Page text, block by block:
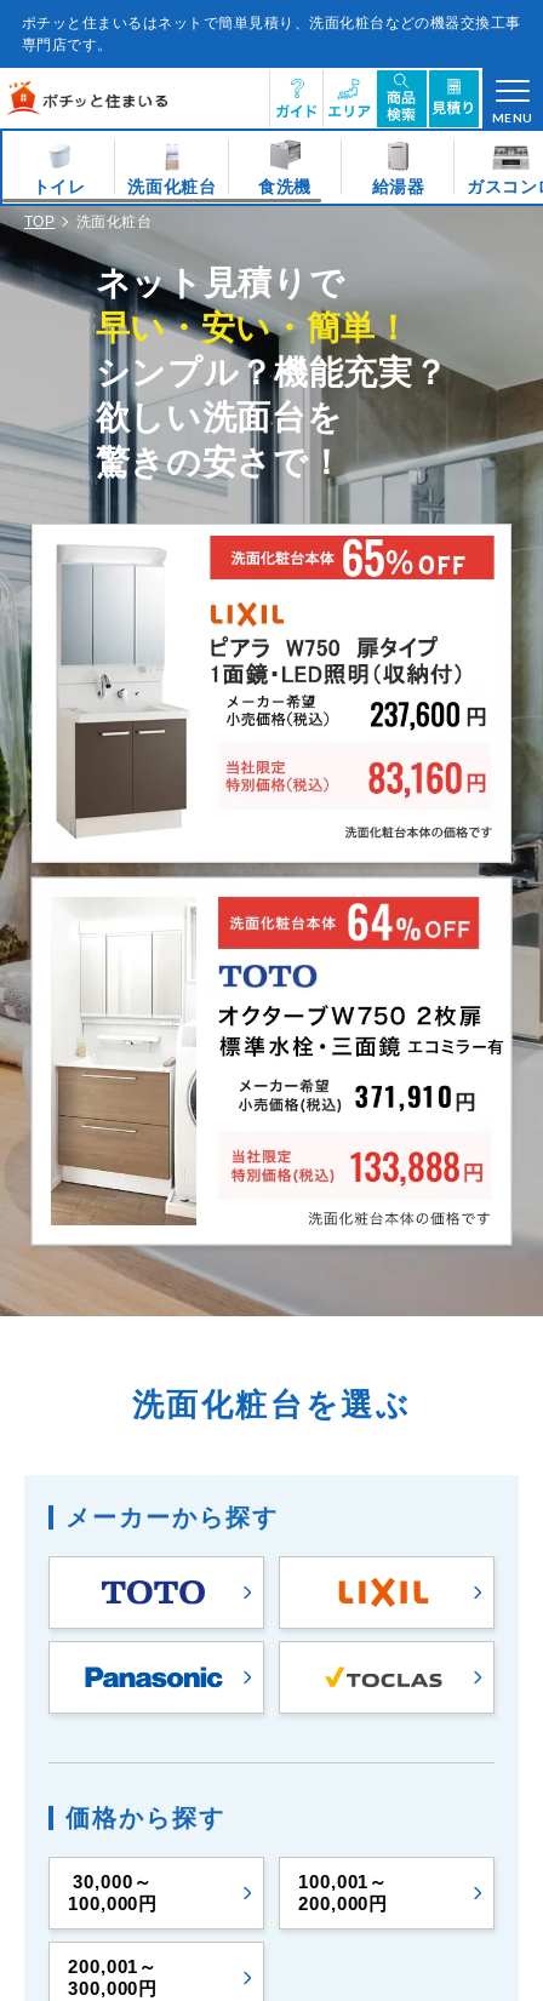
テ
ン
キ
ッ
プ
ポチッと住まいるはネットで簡単見積り、洗面化粧台などの機器交換工事
専門店です。
MENU
トイレ 洗面化粧台 食洗機 給湯器 ガスコン
TOP 洗面化粧台
ネット見積りで
早い・安い・簡単！
シンプル？機能充実？
欲しい洗面台を
驚きの安さで！
洗面化粧台を選ぶ
メーカーから探す
価格から探す
30,000～
100,000円
100,001～
200,000円
200,001～
300,000円